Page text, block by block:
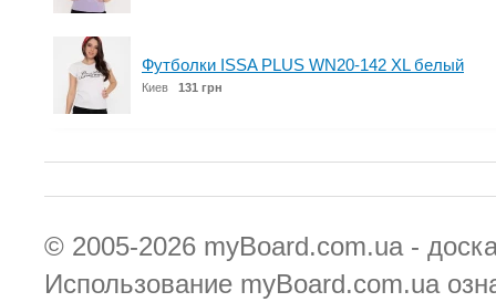
Футболки ISSA PLUS WN20-142 XL белый
Киев 131 грн
© 2005-2026 myBoard.com.ua -
Использование myBoard.com.ua